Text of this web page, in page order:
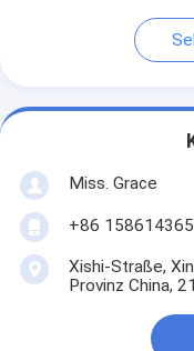
Miss. Grace
+86
Xishi-Straße,
Provinz China,